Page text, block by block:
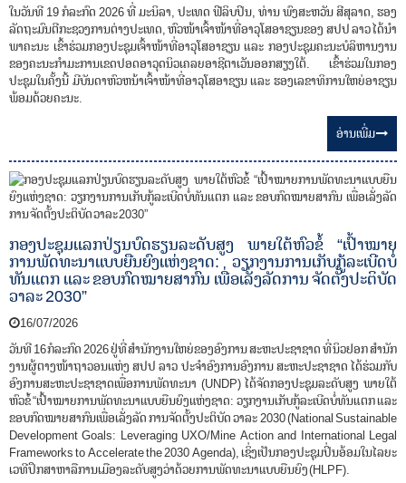
ໃນວັນທີ 19 ກໍລະກົດ 2026 ທີ່ ມະນິລາ, ປະເທດ ຟີລິບປິນ, ທ່ານ ພົງສະຫວັນ ສີສຸລາດ, ຮອງ
ລັດຖະມົນຕີກະຊວງການຕ່າງປະເທດ, ຫົວໜ້າເຈົ້າໜ້າທີ່ອາວຸໂສອາຊຽນຂອງ ສປປ ລາວ ໄດ້ນໍາ
ພາຄະນະ ເຂົ້າຮ່ວມກອງປະຊຸມເຈົ້າໜ້າທີ່ອາວຸໂສອາຊຽນ ແລະ ກອງປະຊຸມຄະນະບໍລິຫານງານ
ຂອງຄະນະກໍາມະການເຂດປອດອາວຸດນິວເຄລຍອາຊີຕາເວັນອອກສຽງໃຕ້. ເຂົ້າຮ່ວມໃນກອງ
ປະຊຸມໃນຄັ້ງນີ້ ມີບັນດາຫົວຫນ້າເຈົ້າໜ້າທີ່ອາວຸໂສອາຊຽນ ແລະ ຮອງເລຂາທິການໃຫຍ່ອາຊຽນ
ພ້ອມດ້ວຍຄະນະ.
ອ່ານ​ເພີ່ມ
ກອງປະຊຸມແລກປ່ຽນບົດຮຽນລະດັບສູງ ພາຍໃຕ້ຫົວຂໍ້ “ເປົ້າໝາຍ
ການພັດທະນາແບບຍືນຍົງແຫ່ງຊາດ: ວຽກງານການເກັບກູ້ລະເບີດບໍ່
ທັນແຕກ ແລະ ຂອບກົດໝາຍສາກົນ ເພື່ອເລັ່ງລັດການ ຈັດຕັ້ງປະຕິບັດ
ວາລະ 2030”
16/07/2026
ວັນທີ 16 ກໍລະກົດ 2026 ຢູ່ທີ່ ສໍານັກງານໃຫຍ່ຂອງອົງການ ສະຫະປະຊາຊາດ ທີ່ ນິວຢອກ ສໍານັກ
ງານຜູ້ຕາງໜ້າຖາວອນແຫ່ງ ສປປ ລາວ ປະຈໍາອົງການອົງການ ສະຫະປະຊາຊາດ ໄດ້ຮ່ວມກັບ
ອົງການສະຫະປະຊາຊາດເພື່ອການພັດທະນາ (UNDP) ໄດ້ຈັດກອງປະຊຸມລະດັບສູງ ພາຍໃຕ້
ຫົວຂໍ້ “ເປົ້າໝາຍການພັດທະນາແບບຍືນຍົງແຫ່ງຊາດ: ວຽກງານເກັບກູ້ລະເບີດບໍ່ທັນແຕກ ແລະ
ຂອບກົດໝາຍສາກົນເພື່ອເລັ່ງລັດ ການຈັດຕັ້ງປະຕິບັດ ວາລະ 2030 (National Sustainable
Development Goals: Leveraging UXO/Mine Action and International Legal
Frameworks to Accelerate the 2030 Agenda), ເຊິ່ງເປັນກອງປະຊຸມປິ່ນອ້ອມໃນໄລຍະ
ເວທີປຶກສາຫາລືການເມືອງລະດັບສູງວ່າດ້ວຍການພັດທະນາແບບຍືນຍົງ (HLPF).